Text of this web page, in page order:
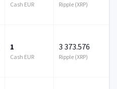
Cash EUR Ripple (XRP)
1
Cash EUR
3 373.576
Ripple (XRP)